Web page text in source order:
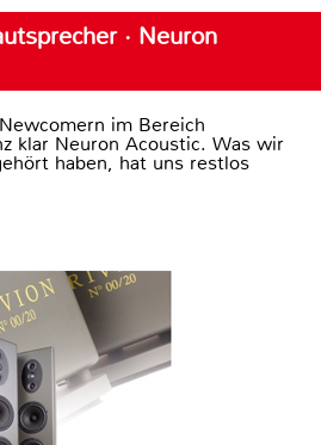
· Neuron
im Bereich
klar Neuron Acoustic. Was wir
haben, hat uns restlos